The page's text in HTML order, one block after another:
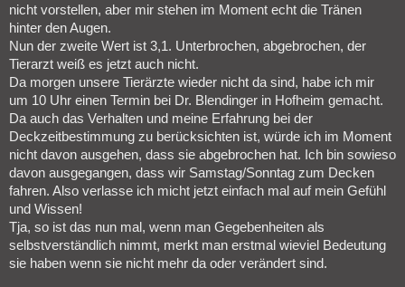
nicht vorstellen, aber mir stehen im Moment echt die Tränen
hinter den Augen.
Nun der zweite Wert ist 3,1. Unterbrochen, abgebrochen, der
Tierarzt weiß es jetzt auch nicht.
Da morgen unsere Tierärzte wieder nicht da sind, habe ich mir
um 10 Uhr einen Termin bei Dr. Blendinger in Hofheim gemacht.
Da auch das Verhalten und meine Erfahrung bei der
Deckzeitbestimmung zu berücksichten ist, würde ich im Moment
nicht davon ausgehen, dass sie abgebrochen hat. Ich bin sowieso
davon ausgegangen, dass wir Samstag/Sonntag zum Decken
fahren. Also verlasse ich micht jetzt einfach mal auf mein Gefühl
und Wissen!
Tja, so ist das nun mal, wenn man Gegebenheiten als
selbstverständlich nimmt, merkt man erstmal wieviel Bedeutung
sie haben wenn sie nicht mehr da oder verändert sind.